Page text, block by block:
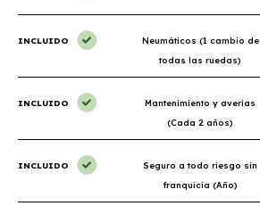
INCLUIDO
Neumáticos (1 cambio de
todas las ruedas)
INCLUIDO
Mantenimiento y averías
(Cada 2 años)
INCLUIDO
Seguro a todo riesgo sin
franquicia (Año)